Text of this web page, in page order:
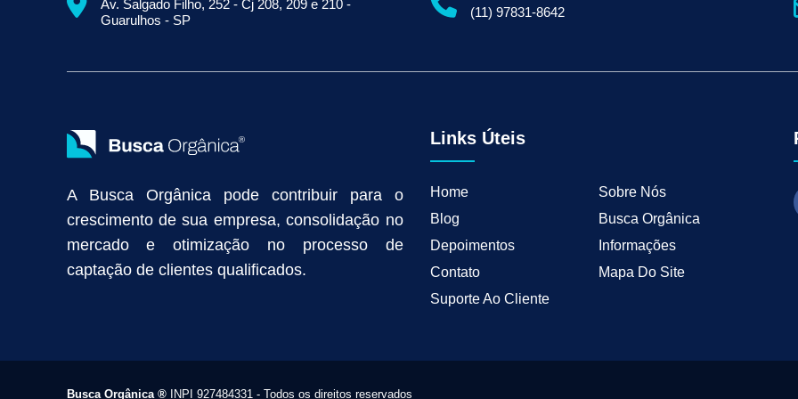
Empresa de Prospecção B2B
Marketing Industrial Marketing Digital para Empresas Serviços de Marketing Digital Marketing Digital para
Divulgação Online
Atração de Clientes Estratégias de Marketing para Empresas B2B Inbound Marketing para
Anunciar na Internet
Captar Clientes Criação de Site para Indústria Marketing de Busca Industrial Marketing Industrial B2B Marketing
Av. Salgado Filho, 252 - Cj 208, 209 e 210 -
Guarulhos - SP
(11) 97831-8642
A Busca Orgânica pode contribuir para o
crescimento de sua empresa, consolidação no
mercado e otimização no processo de
captação de clientes qualificados.
Links Úteis
Home
Sobre Nós
Blog
Busca Orgânica
Depoimentos
Informações
Contato
Mapa Do Site
Suporte Ao Cliente
Busca Orgânica ®INPI 927484331 - Todos os direitos reservados